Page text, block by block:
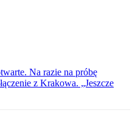
Na razie na próbę
z Krakowa. „Jeszcze